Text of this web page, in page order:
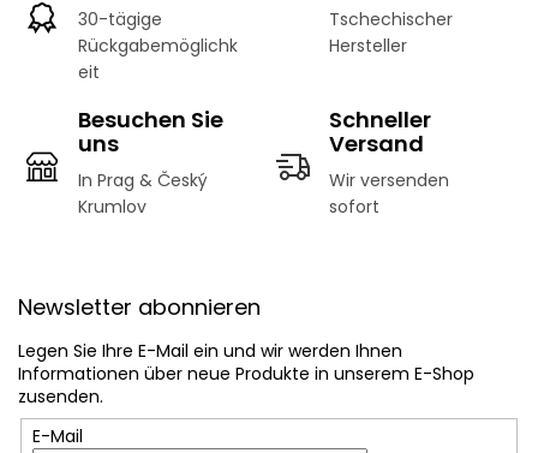
30-tägige
Rückgabemöglichk
eit
Tschechischer
Hersteller
Besuchen Sie
uns
In Prag & Český
Krumlov
Schneller
Versand
Wir versenden
sofort
Newsletter abonnieren
Legen Sie Ihre E-Mail ein und wir werden Ihnen
Informationen über neue Produkte in unserem E-Shop
zusenden.
E-Mail